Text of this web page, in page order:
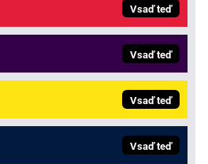
Vsaď teď
Vsaď teď
Vsaď teď
Vsaď teď